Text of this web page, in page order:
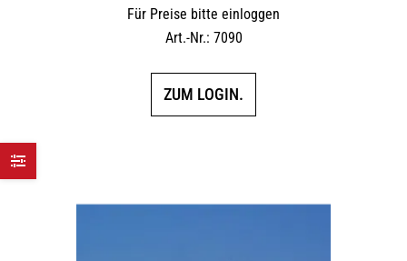
Für Preise bitte einloggen
Art.-Nr.: 7090
ZUM LOGIN.